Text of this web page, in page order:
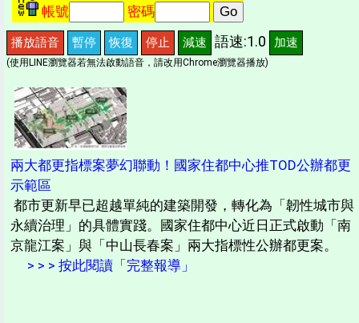
帳號
密碼
播放語音 暫停 恢復 停止 減速 語速:1.0 加速
(使用LINE瀏覽器若無法啟動語音，請改用Chrome瀏覽器播放)
兩大都更指標案夢幻聯動！國家住都中心推TOD公辦都更
示範區
都市更新早已超越單純的建築開發，轉化為「韌性城市與
永續治理」的具體實踐。國家住都中心近日正式啟動「南
京龍江案」與「中山長春案」兩大指標性公辦都更案。
> > > 按此閱讀「完整報導」